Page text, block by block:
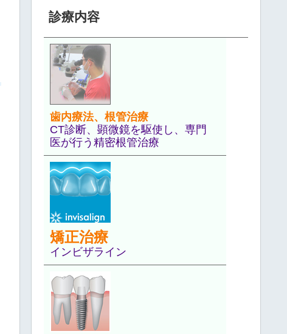
診療内容
歯内療法、根管治療
CT診断、顕微鏡を駆使し、専門
医が行う精密根管治療
矯正治療
インビザライン